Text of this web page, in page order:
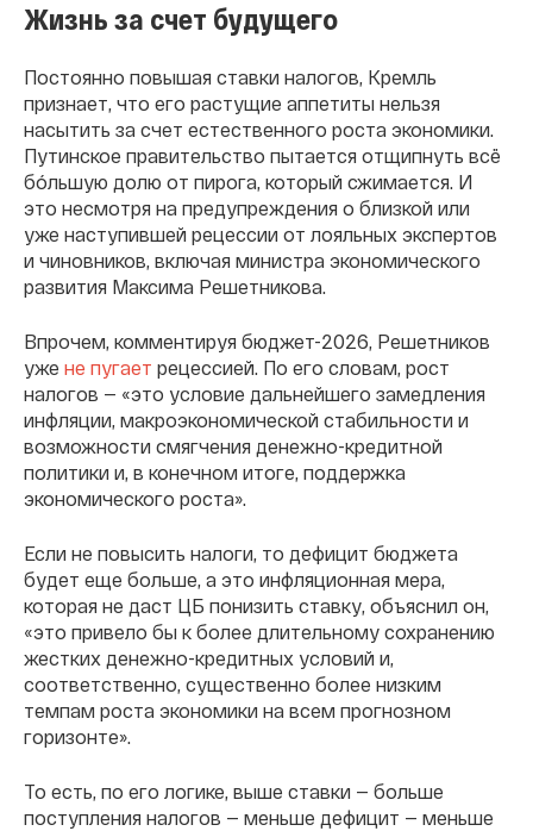
Жизнь за счет будущего
Постоянно повышая ставки налогов, Кремль
признает, что его растущие аппетиты нельзя
насытить за счет естественного роста экономики.
Путинское правительство пытается отщипнуть всё
бóльшую долю от пирога, который сжимается. И
это несмотря на предупреждения о близкой или
уже наступившей рецессии от лояльных экспертов
и чиновников, включая министра экономического
развития Максима Решетникова.
Впрочем, комментируя бюджет-2026, Решетников
уже не пугает рецессией. По его словам, рост
налогов — «это условие дальнейшего замедления
инфляции, макроэкономической стабильности и
возможности смягчения денежно-кредитной
политики и, в конечном итоге, поддержка
экономического роста».
Если не повысить налоги, то дефицит бюджета
будет еще больше, а это инфляционная мера,
которая не даст ЦБ понизить ставку, объяснил он,
«это привело бы к более длительному сохранению
жестких денежно-кредитных условий и,
соответственно, существенно более низким
темпам роста экономики на всем прогнозном
горизонте».
То есть, по его логике, выше ставки — больше
поступления налогов — меньше дефицит — меньше